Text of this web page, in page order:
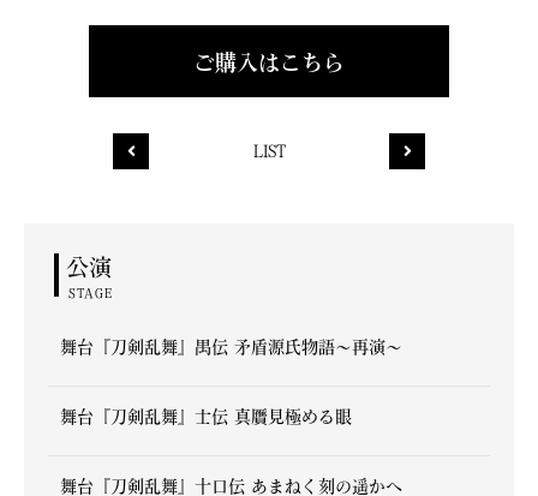
ご購入はこちら
LIST
公演
STAGE
舞台『刀剣乱舞』禺伝 矛盾源氏物語～再演～
舞台『刀剣乱舞』士伝 真贋見極める眼
舞台『刀剣乱舞』十口伝 あまねく刻の遥かへ